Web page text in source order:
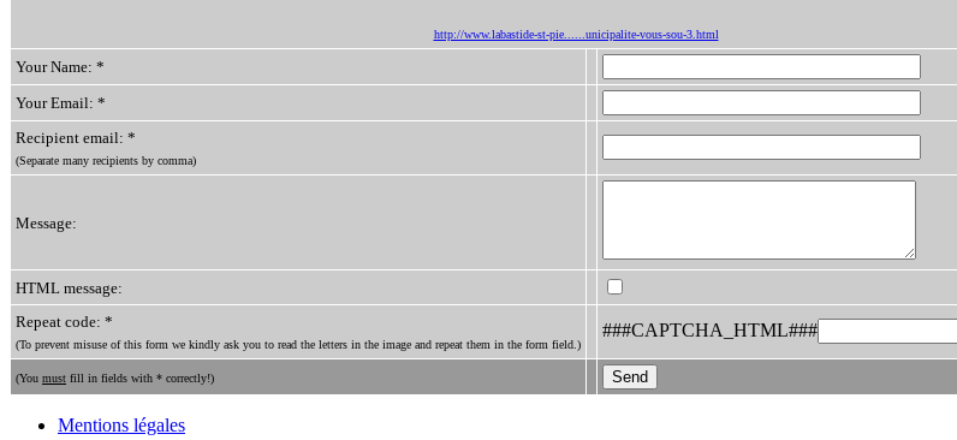
http://www.labastide-st-pie......unicipalite-vous-sou-3.html
Your Name: *
Your Email: *
Recipient email: *
(Separate many recipients by comma)
Message:
HTML message:
Repeat code: *
(To prevent misuse of this form we kindly ask you to read the letters in the image and repeat them in the form field.)
###CAPTCHA_HTML###
(You must fill in fields with * correctly!)
Mentions légales